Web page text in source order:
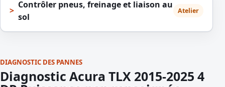
Contrôler pneus, freinage et liaison au
sol
Atelier
DIAGNOSTIC DES PANNES
Diagnostic Acura TLX 2015-2025 4